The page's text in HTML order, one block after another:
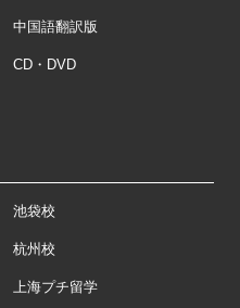
中国語翻訳版
CD・DVD
池袋校
杭州校
上海プチ留学